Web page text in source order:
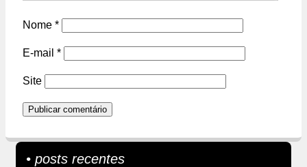
Nome *
E-mail *
Site
• posts recentes